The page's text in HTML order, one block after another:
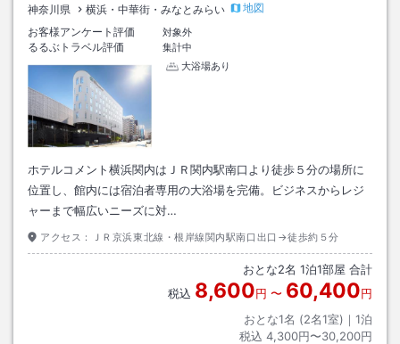
神奈川県 横浜・中華街・みなとみらい
地図
お客様アンケート評価
対象外
るるぶトラベル評価
集計中
大浴場あり
ホテルコメント横浜関内はＪＲ関内駅南口より徒歩５分の場所に
位置し、館内には宿泊者専用の大浴場を完備。ビジネスからレジ
ャーまで幅広いニーズに対…
アクセス： ＪＲ京浜東北線・根岸線関内駅南口出口→徒歩約５分
おとな2名 1泊1部屋 合計
税込 8,600円 〜 60,400円
おとな1名 (2名1室)｜ 1泊
税込 4,300円〜30,200円